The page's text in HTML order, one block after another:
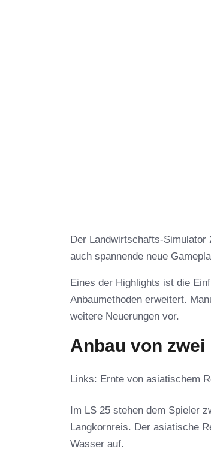
Der Landwirtschafts-
auch spannende neue
Eines der Highlights ist die
Anbaumethoden erweitert.
weitere Neuerungen vor.
Anbau von
Links: Ernte von asiatischem
Im LS 25 stehen dem Spieler
Langkornreis. Der asiatische
Wasser auf.